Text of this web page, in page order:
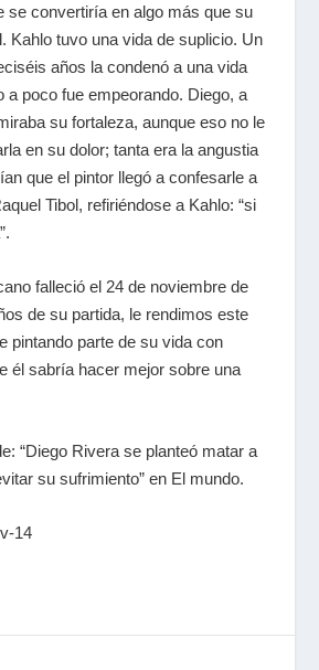
se convertiría en algo más que su
Kahlo tuvo una vida de suplicio. Un
años la condenó a una vida
a poco fue empeorando. Diego, a
su fortaleza, aunque eso no le
en su dolor; tanta era la angustia
que el pintor llegó a confesarle a
Tibol, refiriéndose a Kahlo: “si
falleció el 24 de noviembre de
de su partida, le rendimos este
pintando parte de su vida con
él sabría hacer mejor sobre una
“Diego Rivera se planteó matar a
su sufrimiento” en El mundo.
14